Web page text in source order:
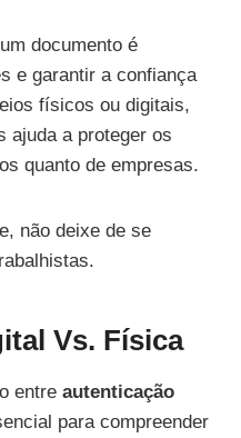
documento é
e garantir a confiança
físicos ou digitais,
ajuda a proteger os
quanto de empresas.
não deixe de se
Vs. Física
entre autenticação
para compreender